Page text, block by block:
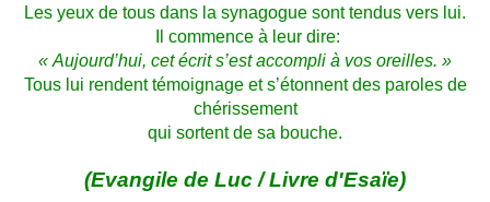
Les yeux de tous dans la synagogue sont tendus vers lui.
Il commence à leur dire:
« Aujourd’hui, cet écrit s’est accompli à vos oreilles. »
Tous lui rendent témoignage et s’étonnent des paroles de
chérissement
qui sortent de sa bouche.
(Evangile de Luc / Livre d'Esaïe)